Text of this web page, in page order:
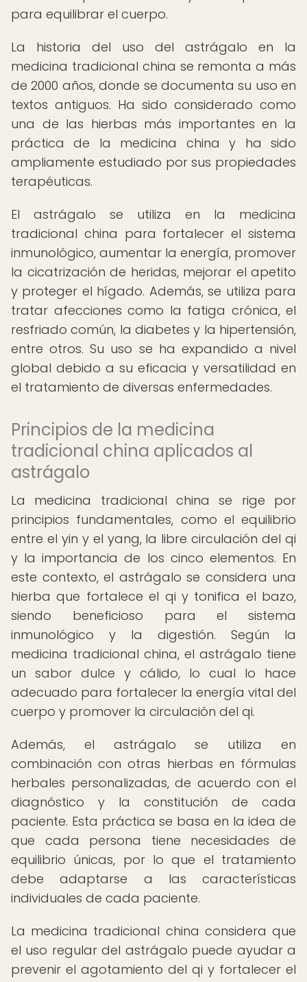
para equilibrar el cuerpo.
La historia del uso del astrágalo en la
medicina tradicional china se remonta a más
de 2000 años, donde se documenta su uso en
textos antiguos. Ha sido considerado como
una de las hierbas más importantes en la
práctica de la medicina china y ha sido
ampliamente estudiado por sus propiedades
terapéuticas.
El astrágalo se utiliza en la medicina
tradicional china para fortalecer el sistema
inmunológico, aumentar la energía, promover
la cicatrización de heridas, mejorar el apetito
y proteger el hígado. Además, se utiliza para
tratar afecciones como la fatiga crónica, el
resfriado común, la diabetes y la hipertensión,
entre otros. Su uso se ha expandido a nivel
global debido a su eficacia y versatilidad en
el tratamiento de diversas enfermedades.
Principios de la medicina
tradicional china aplicados al
astrágalo
La medicina tradicional china se rige por
principios fundamentales, como el equilibrio
entre el yin y el yang, la libre circulación del qi
y la importancia de los cinco elementos. En
este contexto, el astrágalo se considera una
hierba que fortalece el qi y tonifica el bazo,
siendo beneficioso para el sistema
inmunológico y la digestión. Según la
medicina tradicional china, el astrágalo tiene
un sabor dulce y cálido, lo cual lo hace
adecuado para fortalecer la energía vital del
cuerpo y promover la circulación del qi.
Además, el astrágalo se utiliza en
combinación con otras hierbas en fórmulas
herbales personalizadas, de acuerdo con el
diagnóstico y la constitución de cada
paciente. Esta práctica se basa en la idea de
que cada persona tiene necesidades de
equilibrio únicas, por lo que el tratamiento
debe adaptarse a las características
individuales de cada paciente.
La medicina tradicional china considera que
el uso regular del astrágalo puede ayudar a
prevenir el agotamiento del qi y fortalecer el